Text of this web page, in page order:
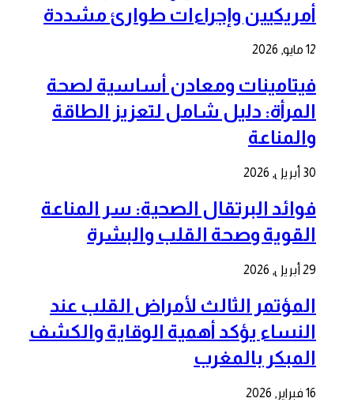
أمريكيين وإجراءات طوارئ مشددة
12 مايو, 2026
فيتامينات ومعادن أساسية لصحة
المرأة: دليل شامل لتعزيز الطاقة
والمناعة
30 أبريل, 2026
فوائد البرتقال الصحية: سر المناعة
القوية وصحة القلب والبشرة
29 أبريل, 2026
المؤتمر الثالث لأمراض القلب عند
النساء يؤكد أهمية الوقاية والكشف
المبكر بالمغرب
16 فبراير, 2026